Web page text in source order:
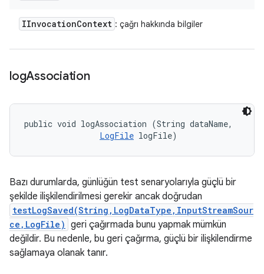
IInvocationContext : çağrı hakkında bilgiler
logAssociation
public void logAssociation (String dataName,
LogFile logFile)
Bazı durumlarda, günlüğün test senaryolarıyla güçlü bir
şekilde ilişkilendirilmesi gerekir ancak doğrudan
testLogSaved(String,LogDataType,InputStreamSour
ce,LogFile) geri çağırmada bunu yapmak mümkün
değildir. Bu nedenle, bu geri çağırma, güçlü bir ilişkilendirme
sağlamaya olanak tanır.